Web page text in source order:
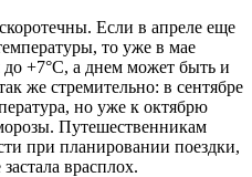
Если в апреле еще
то уже в мае
до +7°C, а днем может быть и
же стремительно: в сентябре
но уже к октябрю
Путешественникам
при планировании поездки,
врасплох.